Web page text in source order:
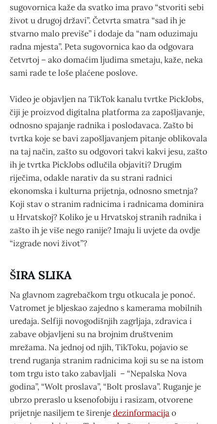
sugovornica kaže da svatko ima pravo “stvoriti sebi
život u drugoj državi”. Četvrta smatra “sad ih je
stvarno malo previše” i dodaje da “nam oduzimaju
radna mjesta”. Peta sugovornica kao da odgovara
četvrtoj – ako domaćim ljudima smetaju, kaže, neka
sami rade te loše plaćene poslove.
Video je objavljen na TikTok kanalu tvrtke PickJobs,
čiji je proizvod digitalna platforma za zapošljavanje,
odnosno spajanje radnika i poslodavaca. Zašto bi
tvrtka koje se bavi zapošljavanjem pitanje oblikovala
na taj način, zašto su odgovori takvi kakvi jesu, zašto
ih je tvrtka PickJobs odlučila objaviti? Drugim
riječima, odakle narativ da su strani radnici
ekonomska i kulturna prijetnja, odnosno smetnja?
Koji stav o stranim radnicima i radnicama dominira
u Hrvatskoj? Koliko je u Hrvatskoj stranih radnika i
zašto ih je više nego ranije? Imaju li uvjete da ovdje
“izgrade novi život”?
ŠIRA SLIKA
Na glavnom zagrebačkom trgu otkucala je ponoć.
Vatromet je bljeskao zajedno s kamerama mobilnih
uređaja. Selfiji novogodišnjih zagrljaja, zdravica i
zabave objavljeni su na brojnim društvenim
mrežama. Na jednoj od njih, TikToku, pojavio se
trend ruganja stranim radnicima koji su se na istom
tom trgu isto tako zabavljali – “Nepalska Nova
godina”, “Wolt proslava”, “Bolt proslava”. Ruganje je
ubrzo preraslo u ksenofobiju i rasizam, otvorene
prijetnje nasiljem te širenjedezinformacijao